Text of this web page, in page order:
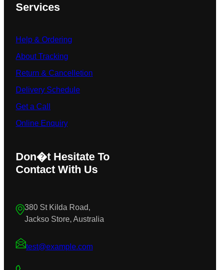
Services
Help & Ordering
About Tracking
Return & Cancelletion
Delivery Schedule
Get a Call
Online Enquiry
Don�t Hesitate To
Contact With Us
380 St Kilda Road,
Jackso Store, Australia
test@example.com